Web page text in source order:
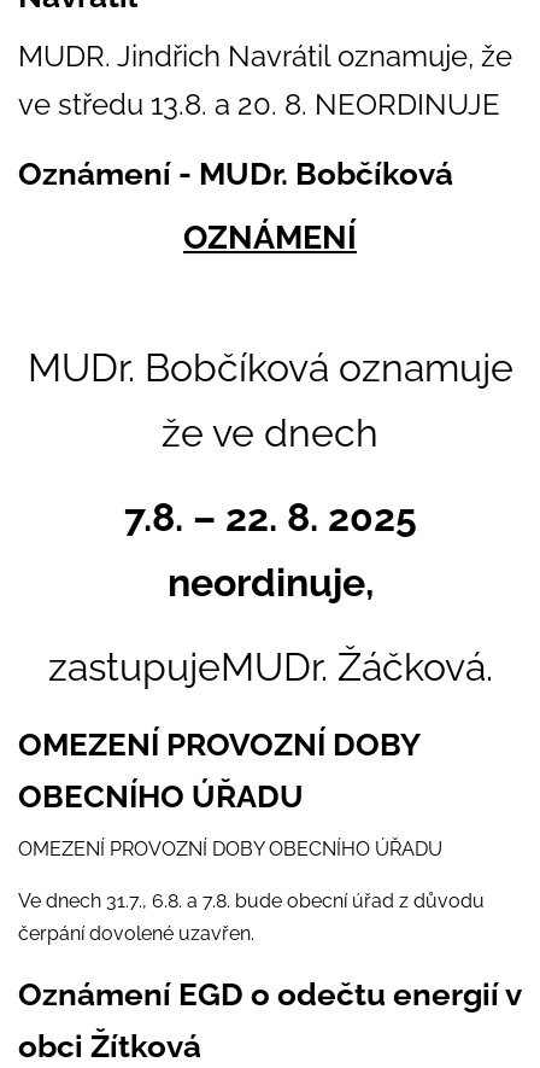
MUDR. Jindřich Navrátil oznamuje, že
ve středu 13.8. a 20. 8. NEORDINUJE
Oznámení - MUDr. Bobčíková
OZNÁMENÍ
MUDr. Bobčíková oznamuje
že ve dnech
7.8. – 22. 8. 2025
neordinuje,
zastupujeMUDr. Žáčková.
OMEZENÍ PROVOZNÍ DOBY
OBECNÍHO ÚŘADU
OMEZENÍ PROVOZNÍ DOBY OBECNÍHO ÚŘADU
Ve dnech 31.7., 6.8. a 7.8. bude obecní úřad z důvodu
čerpání dovolené uzavřen.
Oznámení EGD o odečtu energií v
obci Žítková